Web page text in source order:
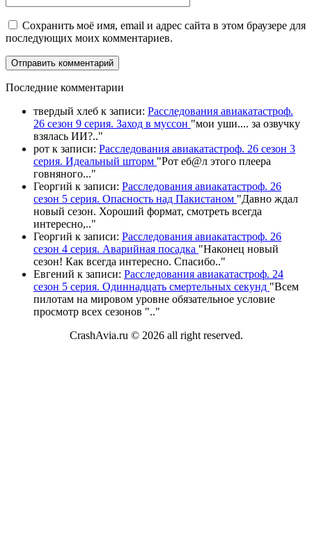
Сохранить моё имя, email и адрес сайта в этом браузере для
последующих моих комментариев.
Последние комментарии
твердый хлеб к записи: Расследования авиакатастроф.
26 сезон 9 серия. Заход в муссон "мои уши.... за озвучку
взялась ИИ?.."
рот к записи: Расследования авиакатастроф. 26 сезон 3
серия. Идеальный шторм "Рот еб@л этого плеера
говняного..."
Георгий к записи: Расследования авиакатастроф. 26
сезон 5 серия. Опасность над Пакистаном "Давно ждал
новый сезон. Хороший формат, смотреть всегда
интересно,.."
Георгий к записи: Расследования авиакатастроф. 26
сезон 4 серия. Аварийная посадка "Наконец новый
сезон! Как всегда интересно. Спасибо.."
Евгений к записи: Расследования авиакатастроф. 24
сезон 5 серия. Одиннадцать смертельных секунд "Всем
пилотам на мировом уровне обязательное условие
просмотр всех сезонов ".."
CrashAvia.ru © 2026 all right reserved.